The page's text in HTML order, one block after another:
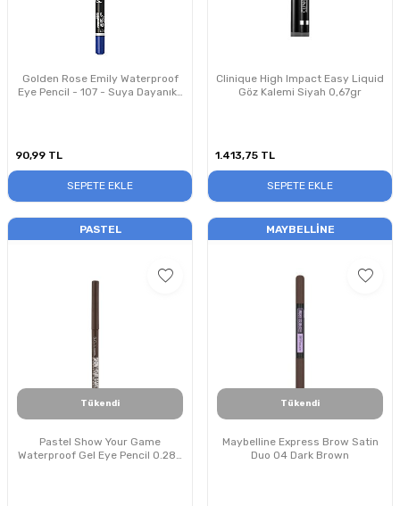
Golden Rose Emily Waterproof
Eye Pencil - 107 - Suya Dayanıklı
90,99 TL
SEPETE EKLE
Clinique High Impact Easy Liquid
Göz Kalemi Siyah 0,67gr
1.413,75 TL
SEPETE EKLE
PASTEL
Tükendi
Pastel Show Your Game
Waterproof Gel Eye Pencil 0.28g
MAYBELLINE
Tükendi
Maybelline Express Brow Satin
Duo 04 Dark Brown